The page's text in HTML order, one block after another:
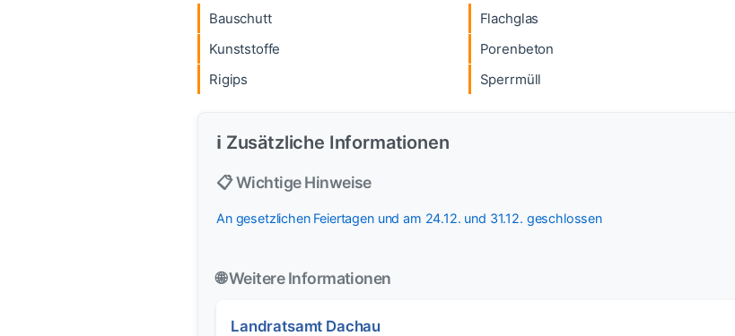
Bauschutt Flachglas
Kunststoffe
Porenbeton
Rigips
Sperrmüll
ℹ️ Zusätzliche Informationen
📋 Wichtige Hinweise
An gesetzlichen Feiertagen und am 24.12. und 31.12. geschlossen
🌐 Weitere Informationen
Landratsamt Dachau